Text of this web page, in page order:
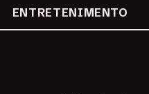
ENTRETENIMENTO